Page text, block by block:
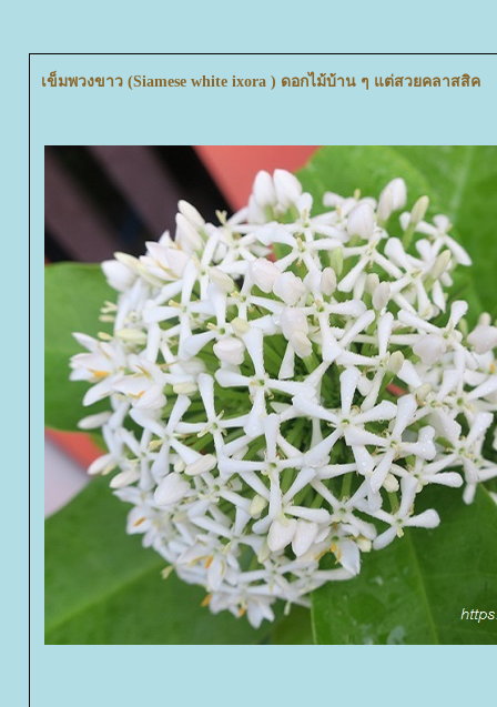
เข็มพวงขาว (Siamese white ixora ) ดอกไม้บ้าน ๆ แต่สวยคลาสสิค